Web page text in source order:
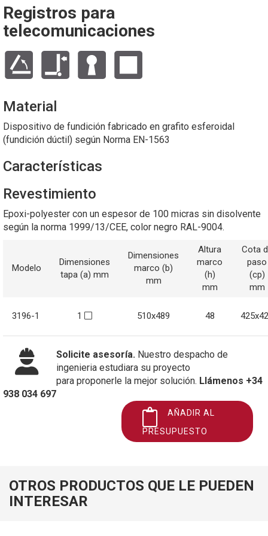
Registros para
telecomunicaciones
Material
Dispositivo de fundición fabricado en grafito esferoidal
(fundición dúctil) según Norma EN-1563
Características
Revestimiento
Epoxi-polyester con un espesor de 100 micras sin disolvente
según la norma 1999/13/CEE, color negro RAL-9004.
Modelo
Dimensiones
tapa (a) mm
Dimensiones
marco (b)
mm
Altura
marco
(h)
mm
Cota
paso
(cp)
mm
3196-1 1 510x489 48
Solicite asesoría. Nuestro despacho de
ingenieria estudiara su proyecto
para proponerle la mejor solución. Llámenos +34
938 034 697
AÑADIR AL
PRESUPUESTO
OTROS PRODUCTOS QUE LE PUEDEN
INTERESAR